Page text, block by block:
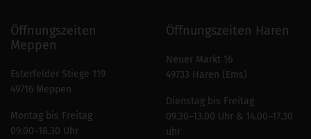
Öffnungszeiten
Meppen
Esterfelder Stiege 119
49716 Meppen
Montag bis Freitag
09.00–18.30 Uhr
Öffnungszeiten Haren
Neuer Markt 16
49733 Haren (Ems)
Dienstag bis Freitag
09.30–13.00 Uhr & 14.00–17.30
uhr